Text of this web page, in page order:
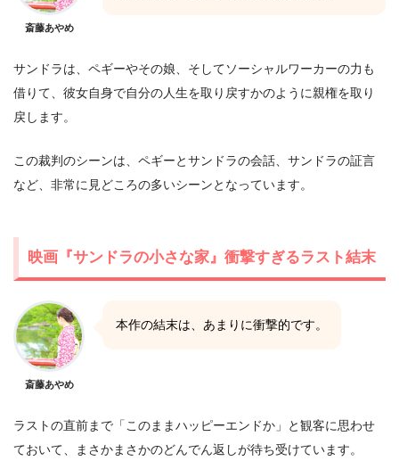
斎藤あやめ
サンドラは、ペギーやその娘、そしてソーシャルワーカーの力も
借りて、彼女自身で自分の人生を取り戻すかのように親権を取り
戻します。
この裁判のシーンは、ペギーとサンドラの会話、サンドラの証言
など、非常に見どころの多いシーンとなっています。
映画『サンドラの小さな家』衝撃すぎるラスト結末
斎藤あやめ
本作の結末は、あまりに衝撃的です。
ラストの直前まで「このままハッピーエンドか」と観客に思わせ
ておいて、まさかまさかのどんでん返しが待ち受けています。